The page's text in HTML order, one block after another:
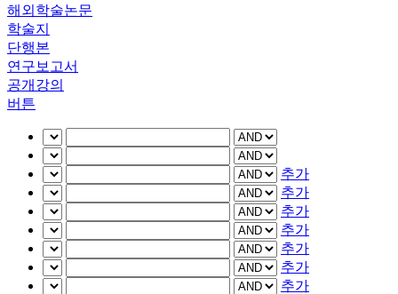
해외학술논문
학술지
단행본
연구보고서
공개강의
버튼
추가
추가
추가
추가
추가
추가
추가